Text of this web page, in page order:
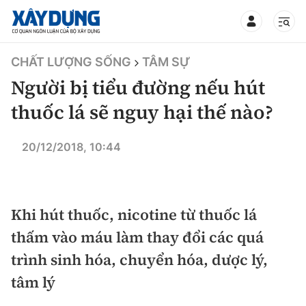
TIN BỘ XÂY DỰNG
Thời sự
Xã hội
Xây dựng
Chỉ đạo điều hành
CHẤT LƯỢNG SỐNG TÂM SỰ
Người bị tiểu đường nếu hút
thuốc lá sẽ nguy hại thế nào?
20/12/2018, 10:44
Khi hút thuốc, nicotine từ thuốc lá
thấm vào máu làm thay đổi các quá
trình sinh hóa, chuyển hóa, dược lý,
tâm lý